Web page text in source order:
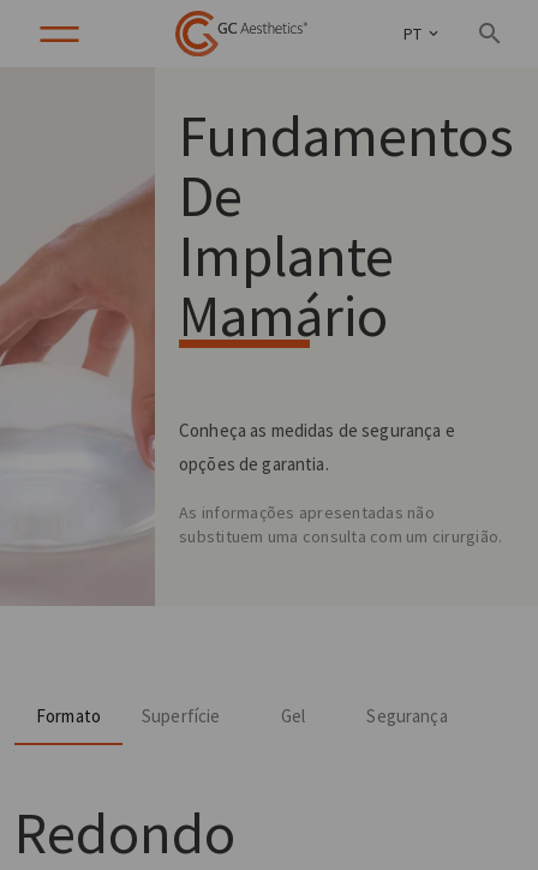
PT
Fundamentos
De
Implante
Mamário
Conheça as medidas de segurança e
opções de garantia.
As informações apresentadas não
substituem uma consulta com um cirurgião.
Formato Superfície Gel Segurança
Redondo